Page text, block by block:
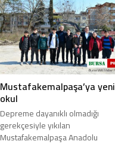
Mustafakemalpaşa’ya yeni
okul
Depreme dayanıklı olmadığı
gerekçesiyle yıkılan
Mustafakemalpaşa Anadolu